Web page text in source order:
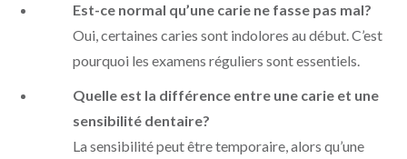
Est-ce normal qu’une carie ne fasse pas mal?
Oui, certaines caries sont indolores au début. C’est
pourquoi les examens réguliers sont essentiels.
Quelle est la différence entre une carie et une
sensibilité dentaire?
La sensibilité peut être temporaire, alors qu’une